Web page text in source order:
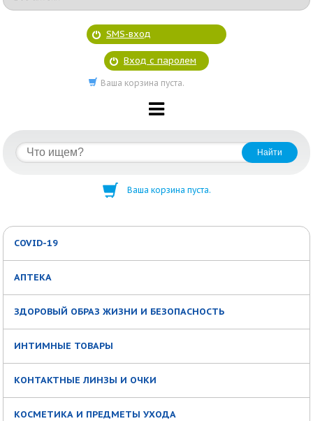
SMS-вход
Вход с паролем
Ваша корзина пуста.
Ваша корзина пуста.
COVID-19
АПТЕКА
ЗДОРОВЫЙ ОБРАЗ ЖИЗНИ И БЕЗОПАСНОСТЬ
ИНТИМНЫЕ ТОВАРЫ
КОНТАКТНЫЕ ЛИНЗЫ И ОЧКИ
КОСМЕТИКА И ПРЕДМЕТЫ УХОДА